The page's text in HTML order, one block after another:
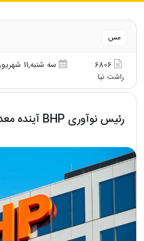
مس
6806 سه شنبه,11 شهریور 1404 | 10:10
راشت نیا
رئیس نوآوری BHP آینده معدنکاری را بازطراحی می‌کند